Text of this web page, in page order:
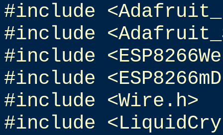
#include
#include
#include
#include
#include <Wire.h>
#include